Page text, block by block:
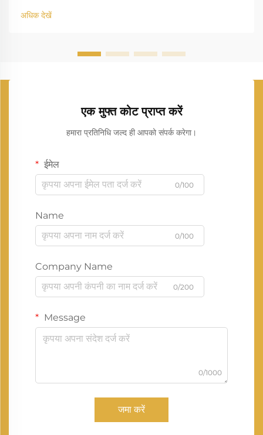
अधिक देखें
एक मुफ्त कोट प्राप्त करें
हमारा प्रतिनिधि जल्द ही आपको संपर्क करेगा।
ईमेल
0/100
Name
0/100
Company Name
0/200
Message
0/1000
जमा करें